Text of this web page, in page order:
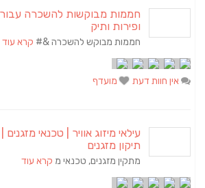
חממות מבוקשות להשכרה עבור
ופירות ותיק
חממות מבוקש להשכרה &# קרא עוד
אין חוות דעת מועדף
עילאי מיזוג אוויר | טכנאי מזגנים
תיקון מזגנים
מתקין מזגנים, טכנאי מ קרא עוד